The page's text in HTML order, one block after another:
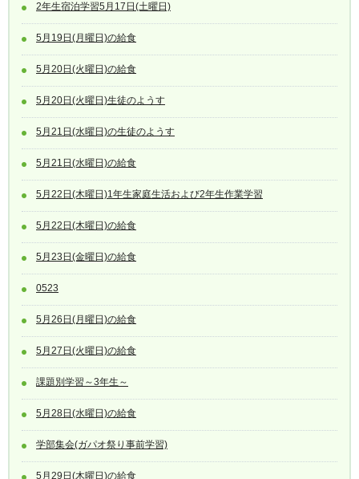
2年生宿泊学習5月17日(土曜日)
5月19日(月曜日)の給食
5月20日(火曜日)の給食
5月20日(火曜日)生徒のようす
5月21日(水曜日)の生徒のようす
5月21日(水曜日)の給食
5月22日(木曜日)1年生家庭生活および2年生作業学習
5月22日(木曜日)の給食
5月23日(金曜日)の給食
0523
5月26日(月曜日)の給食
5月27日(火曜日)の給食
課題別学習～3年生～
5月28日(水曜日)の給食
学部集会(ガパオ祭り事前学習)
5月29日(木曜日)の給食